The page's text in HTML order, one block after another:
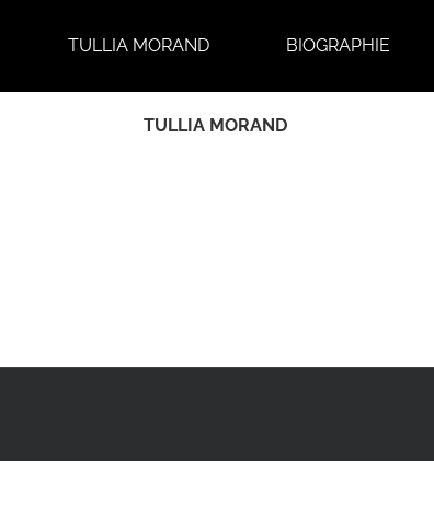
TULLIA MORAND BIOGRAPHIE
TULLIA MORAND